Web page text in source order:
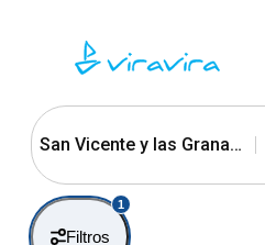
San Vicente y las Granadinas
Filtros
1